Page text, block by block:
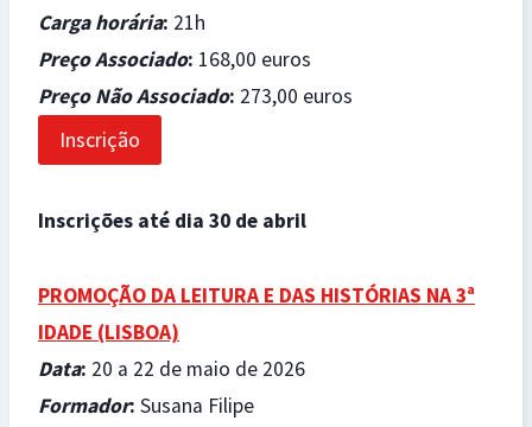
Carga horária: 21h
Preço Associado: 168,00 euros
Preço Não Associado: 273,00 euros
Inscrição
Inscrições até dia 30 de abril
PROMOÇÃO DA LEITURA E DAS HISTÓRIAS NA 3ª
IDADE (LISBOA)
Data: 20 a 22 de maio de 2026
Formador: Susana Filipe